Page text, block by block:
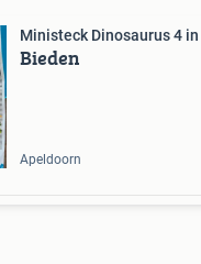
Ministeck Dinosaurus 4
Bieden
Apeldoorn